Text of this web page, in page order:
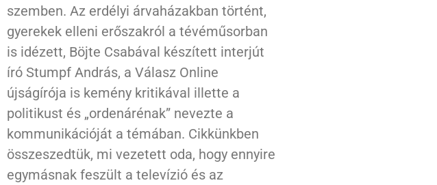
szemben. Az erdélyi árvaházakban történt,
gyerekek elleni erőszakról a tévéműsorban
is idézett, Böjte Csabával készített interjút
író Stumpf András, a Válasz Online
újságírója is kemény kritikával illette a
politikust és „ordenárénak” nevezte a
kommunikációját a témában. Cikkünkben
összeszedtük, mi vezetett oda, hogy ennyire
egymásnak feszült a televízió és az